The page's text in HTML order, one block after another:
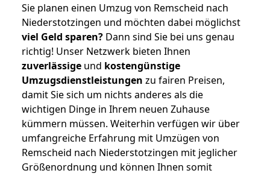
Sie planen einen Umzug von Remscheid nach
Niederstotzingen und möchten dabei möglichst
viel Geld sparen? Dann sind Sie bei uns genau
richtig! Unser Netzwerk bieten Ihnen
zuverlässige und kostengünstige
Umzugsdienstleistungen zu fairen Preisen,
damit Sie sich um nichts anderes als die
wichtigen Dinge in Ihrem neuen Zuhause
kümmern müssen. Weiterhin verfügen wir über
umfangreiche Erfahrung mit Umzügen von
Remscheid nach Niederstotzingen mit jeglicher
Größenordnung und können Ihnen somit